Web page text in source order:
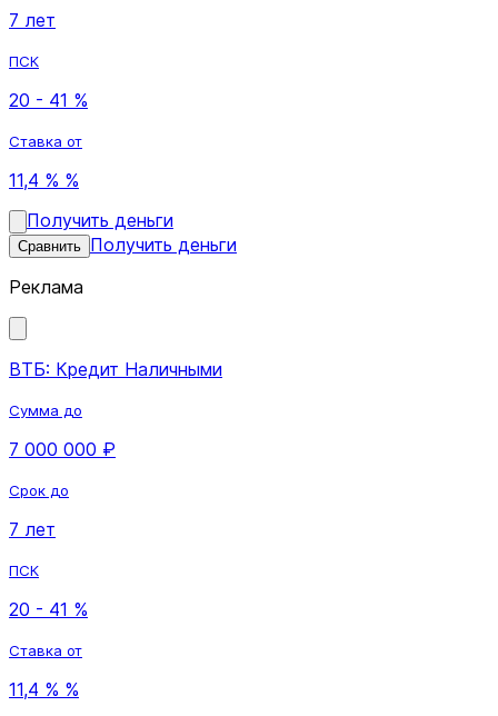
7 лет
ПСК
20 - 41 %
Ставка от
11,4 % %
Получить деньги
Сравнить Получить деньги
Реклама
ВТБ: Кредит Наличными
Сумма до
7 000 000 ₽
Срок до
7 лет
ПСК
20 - 41 %
Ставка от
11,4 % %